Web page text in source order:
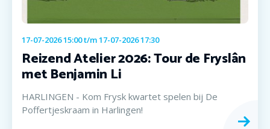
17-07-2026 15:00t/m17-07-2026 17:30
Reizend Atelier 2026: Tour de Fryslân
met Benjamin Li
HARLINGEN - Kom Frysk kwartet spelen bij De
Poffertjeskraam in Harlingen!